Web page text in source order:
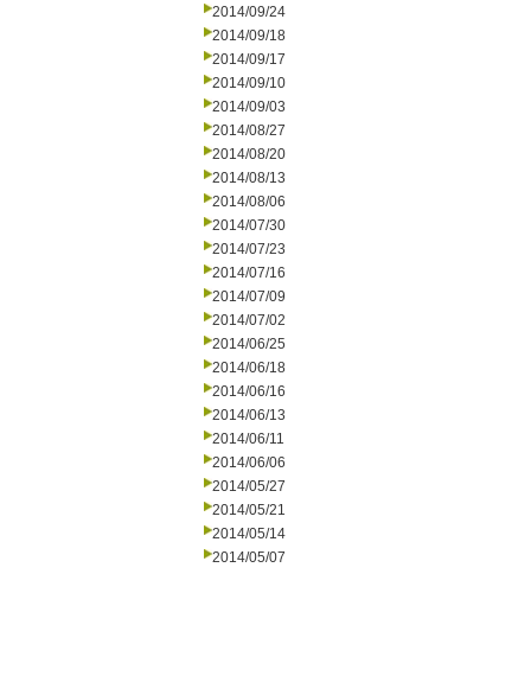
2014/09/24
2014/09/18
2014/09/17
2014/09/10
2014/09/03
2014/08/27
2014/08/20
2014/08/13
2014/08/06
2014/07/30
2014/07/23
2014/07/16
2014/07/09
2014/07/02
2014/06/25
2014/06/18
2014/06/16
2014/06/13
2014/06/11
2014/06/06
2014/05/27
2014/05/21
2014/05/14
2014/05/07